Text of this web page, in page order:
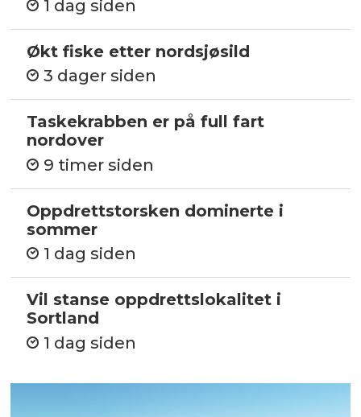
1 dag siden
Økt fiske etter nordsjøsild
3 dager siden
Taskekrabben er på full fart
nordover
9 timer siden
Oppdrettstorsken dominerte i
sommer
1 dag siden
Vil stanse oppdrettslokalitet i
Sortland
1 dag siden